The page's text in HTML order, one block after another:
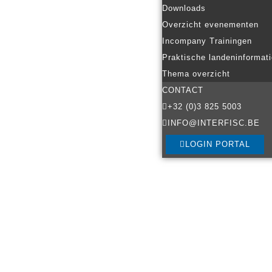
Downloads
Overzicht evenementen
Incompany Trainingen
Praktische
Thema overzicht
CONTACT
+32 (0)3 825 5003
INFO@INTERFISC.BE
LOGIN PORTAL